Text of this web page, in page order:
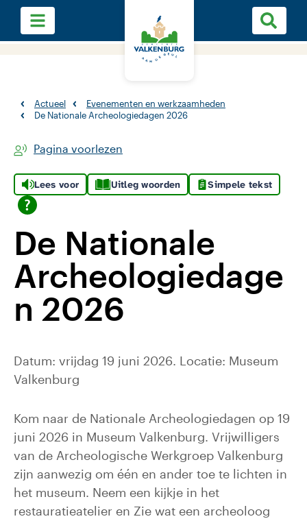
Actueel
Evenementen en werkzaamheden
De Nationale Archeologiedagen 2026
Pagina voorlezen
Lees voor Uitleg woorden Simpele tekst
De Nationale
Archeologiedage
n 2026
Datum: vrijdag 19 juni 2026. Locatie: Museum
Valkenburg
Kom naar de Nationale Archeologiedagen op 19
juni 2026 in Museum Valkenburg. Vrijwilligers
van de Archeologische Werkgroep Valkenburg
zijn aanwezig om één en ander toe te lichten in
het museum. Neem een kijkje in het
restauratieatelier en Zie wat een archeoloog